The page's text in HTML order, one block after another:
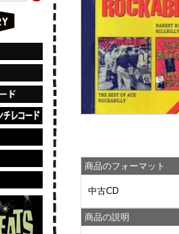
商品のフォーマット
中古CD
商品の説明